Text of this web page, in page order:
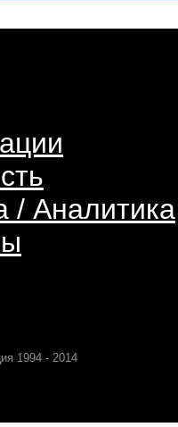
/ Аналитика
1994 - 2014